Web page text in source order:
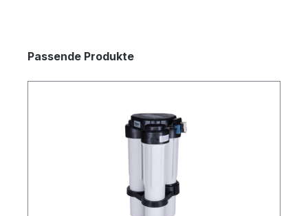
Passende Produkte